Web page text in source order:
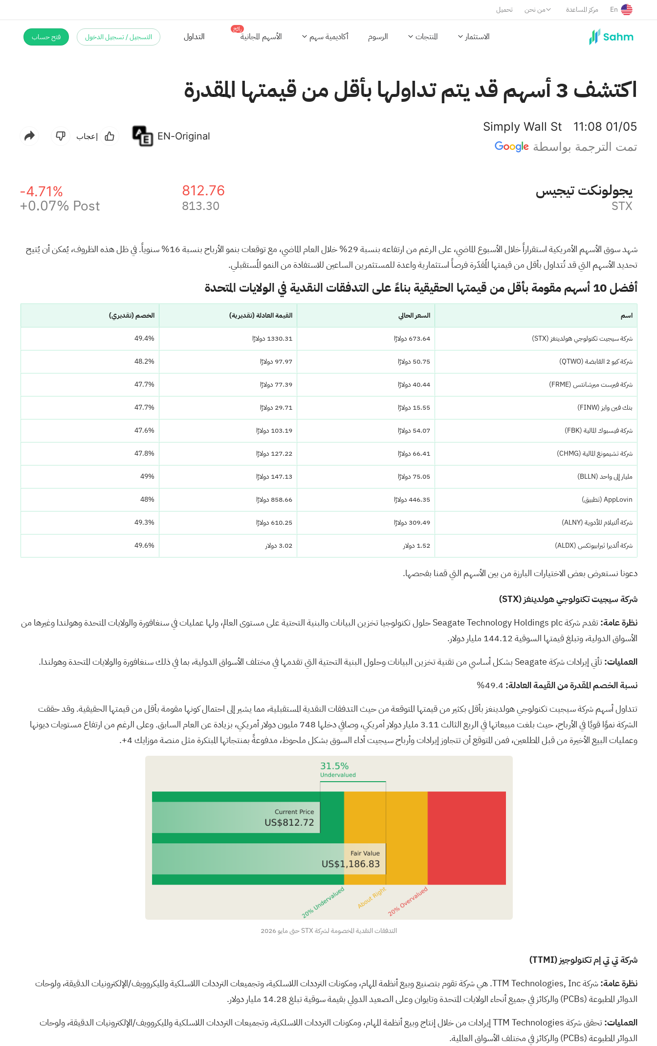
تحميل من نحن مركز المساعدة En
الاستثمار المنتجات الرسوم أكاديمية سهم الأسهم المجانية
رائج
التسجيل / تسجيل الدخول فتح حساب
اكتشف 3 أسهم قد يتم تداولها بأقل من قيمتها المقدرة
Simply Wall St
11:08 01/05
تمت الترجمة بواسطة
EN-Original إعجاب
سيجيت تكنولوجي
STX
812.76
813.30
-4.71%
+0.07% Post
شهد سوق الأسهم الأمريكية استقراراً خلال الأسبوع الماضي، على الرغم من ارتفاعه بنسبة 29% خلال العام الماضي، مع توقعات بنمو الأرباح بنسبة 16% سنوياً. في ظل هذه الظروف، يُمكن أن يُتيح
تحديد الأسهم التي قد تُتداول بأقل من قيمتها المُقدّرة فرصاً استثمارية واعدة للمستثمرين الساعين للاستفادة من النمو المُستقبلي.
أفضل 10 أسهم مقومة بأقل من قيمتها الحقيقية بناءً على التدفقات النقدية في الولايات المتحدة
اسم السعر الحالي القيمة العادلة (تقديرية) الخصم (تقديري)
شركة سيجيت تكنولوجي هولدينغز (STX) 673.64 دولارًا 1330.31 دولارًا 49.4%
شركة كيو 2 القابضة (QTWO) 50.75 دولارًا 97.97 دولارًا 48.2%
شركة فيرست ميرشانتس(FRME) 40.44 دولارًا 77.39 دولارًا 47.7%
بنك فين وايز (FINW) 15.55 دولارًا 29.71 دولارًا 47.7%
شركة فيسبوك المالية(FBK) 54.07 دولارًا 103.19 دولارًا 47.6%
شركة تشيمونغ المالية(CHMG) 66.41 دولارًا 127.22 دولارًا 47.8%
مليار إلى واحد(BLLN) 75.05 دولارًا 147.13 دولارًا 49%
AppLovin (تطبيق) 446.35 دولارًا 858.66 دولارًا 48%
شركة ألنيلام للأدوية(ALNY) 309.49 دولارًا 610.25 دولارًا 49.3%
شركة ألديرا ثيرابيوتكس(ALDX) 1.52 دولار 3.02 دولار 49.6%
دعونا نستعرض بعض الاختيارات البارزة من بين الأسهم التي قمنا بفحصها.
شركة سيجيت تكنولوجي هولدينغز(STX)
نظرة عامة:
تقدم شركة Seagate Technology Holdings plc حلول تكنولوجيا تخزين البيانات والبنية التحتية على مستوى العالم، ولها عمليات في سنغافورة والولايات المتحدة وهولندا وغيرها من
الأسواق الدولية، وتبلغ قيمتها السوقية 144.12 مليار دولار.
العمليات:تأتي إيرادات شركة Seagate بشكل أساسي من تقنية تخزين البيانات وحلول البنية التحتية التي تقدمها في مختلف الأسواق الدولية، بما في ذلك سنغافورة والولايات المتحدة وهولندا.
نسبة الخصم المقدرة من القيمة العادلة:
تتداول أسهم شركة سيجيت تكنولوجي هولدينغز بأقل بكثير من قيمتها المتوقعة من حيث التدفقات النقدية المستقبلية، مما يشير إلى احتمال كونها مقومة بأقل من قيمتها الحقيقية. وقد حققت
الشركة نموًا قويًا في الأرباح، حيث بلغت مبيعاتها في الربع الثالث 3.11 مليار دولار أمريكي، وصافي دخلها 748 مليون دولار أمريكي، بزيادة عن العام السابق. وعلى الرغم من ارتفاع مستويات ديونها
وعمليات البيع الأخيرة من قبل المطلعين، فمن المتوقع أن تتجاوز إيرادات وأرباح سيجيت أداء السوق بشكل ملحوظ، مدفوعةً بمنتجاتها المبتكرة مثل منصة موزايك 4+.
التدفقات النقدية المخصومة لشركة STX حتى مايو 2026
شركة تي تي إم تكنولوجيز(TTMI)
نظرة عامة:
شركة TTM Technologies, Inc. هي شركة تقوم بتصنيع وبيع أنظمة المهام، ومكونات الترددات اللاسلكية، وتجميعات الترددات اللاسلكية والميكروويف/الإلكترونيات الدقيقة، ولوحات
الدوائر المطبوعة(PCBs)والركائز في جميع أنحاء الولايات المتحدة وتايوان وعلى الصعيد الدولي بقيمة سوقية تبلغ 14.28 مليار دولار.
العمليات:
تحقق شركة TTM Technologies إيرادات من خلال إنتاج وبيع أنظمة المهام، ومكونات الترددات اللاسلكية، وتجميعات الترددات اللاسلكية والميكروويف/الإلكترونيات الدقيقة، ولوحات
الدوائر المطبوعة(PCBs)والركائز في مختلف الأسواق العالمية.